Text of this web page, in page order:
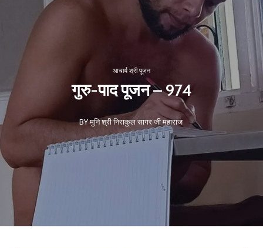
आचार्य श्री पूजन
गुरु-पाद पूजन – 974
BY मुनि श्री निराकुल सागर जी महाराज